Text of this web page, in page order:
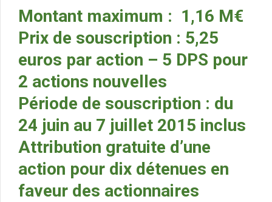
Montant maximum : 1,16 M€
Prix de souscription : 5,25
euros par action – 5 DPS pour
2 actions nouvelles
Période de souscription : du
24 juin au 7 juillet 2015 inclus
Attribution gratuite d’une
action pour dix détenues en
faveur des actionnaires